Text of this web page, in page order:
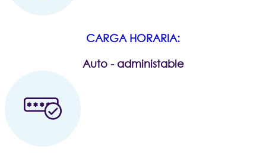
CARGA HORARIA:
Auto - administable